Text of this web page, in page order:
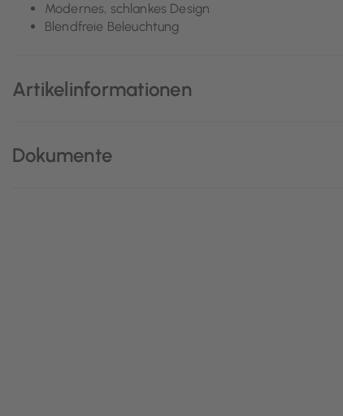
Modernes, schlankes Design
Blendfreie Beleuchtung
Artikelinformationen
Dokumente